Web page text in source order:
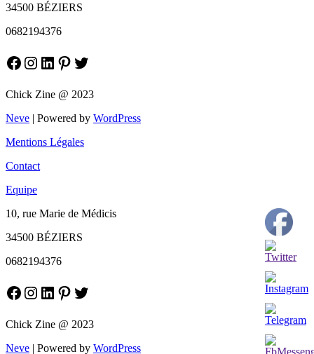
34500 BÉZIERS
0682194376
Facebook
Instagram
LinkedIn
Pinterest
Twitter
Chick Zine @ 2023
Neve | Powered by WordPress
Mentions Légales
Contact
Equipe
10, rue Marie de Médicis
34500 BÉZIERS
0682194376
Facebook
Instagram
LinkedIn
Pinterest
Twitter
Chick Zine @ 2023
Neve | Powered by WordPress